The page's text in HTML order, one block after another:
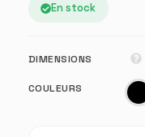
En stock
DIMENSIONS
COULEURS